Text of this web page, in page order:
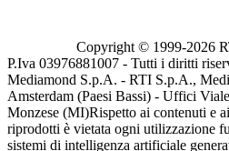
Copyright © 1999-2026
P.Iva 03976881007 - Tutti i diritti
Mediamond S.p.A. - RTI S.p.A.,
Amsterdam (Paesi Bassi) - Uffici
Monzese (MI)Rispetto ai contenuti e
riprodotti è vietata ogni utilizzazione
sistemi di intelligenza artificiale